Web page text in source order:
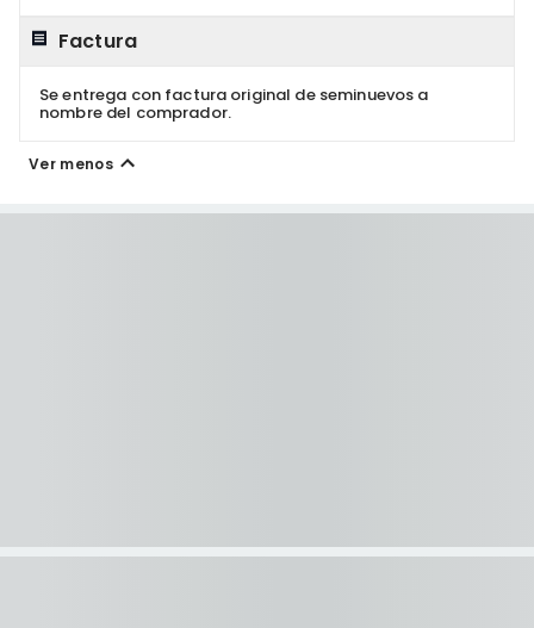
Factura
Se entrega con factura original de seminuevos a
nombre del comprador.
Ver menos